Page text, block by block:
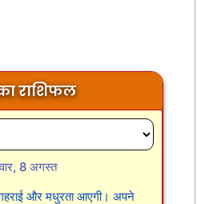
8 अगस्त
और मधुरता आएगी। अपने
करें और उन्हें पर्याप्त समय दें, इससे
मजबूत बनेगा। अविवाहितों को
है।